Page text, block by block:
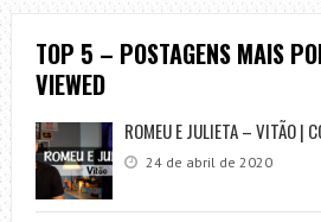
TOP 5 – POSTAGENS MAIS
VIEWED
ROMEU E JULIETA – VITÃO |
24 de abril de 2020